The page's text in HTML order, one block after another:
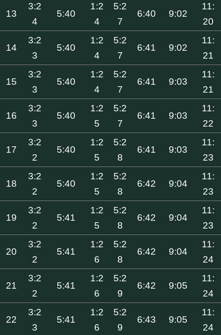
13
3:2
4
5:40
1:2
4
5:2
7
6:40 9:02
11:
20
14
3:2
3
5:40
1:2
4
5:2
7
6:41 9:02
11:
21
15
3:2
3
5:40
1:2
4
5:2
7
6:41 9:03
11:
21
16
3:2
3
5:40
1:2
5
5:2
7
6:41 9:03
11:
22
17
3:2
2
5:40
1:2
5
5:2
8
6:41 9:03
11:
23
18
3:2
2
5:40
1:2
5
5:2
8
6:42 9:04
11:
23
19
3:2
2
5:41
1:2
5
5:2
8
6:42 9:04
11:
23
20
3:2
2
5:41
1:2
6
5:2
8
6:42 9:04
11:
24
21
3:2
2
5:41
1:2
6
5:2
9
6:42 9:05
11:
24
22
3:2
3
5:41
1:2
6
5:2
9
6:43 9:05
11:
24